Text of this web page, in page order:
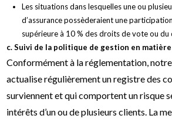
Les situations dans lesquelles une ou
d’assurance possèderaient une
supérieure à 10 % des droits de vote ou du
c. Suivi de la politique de gestion en
Conformément à la réglementation,
actualise régulièrement un registre des
surviennent et qui comportent un risque
intérêts d’un ou de plusieurs clients. La